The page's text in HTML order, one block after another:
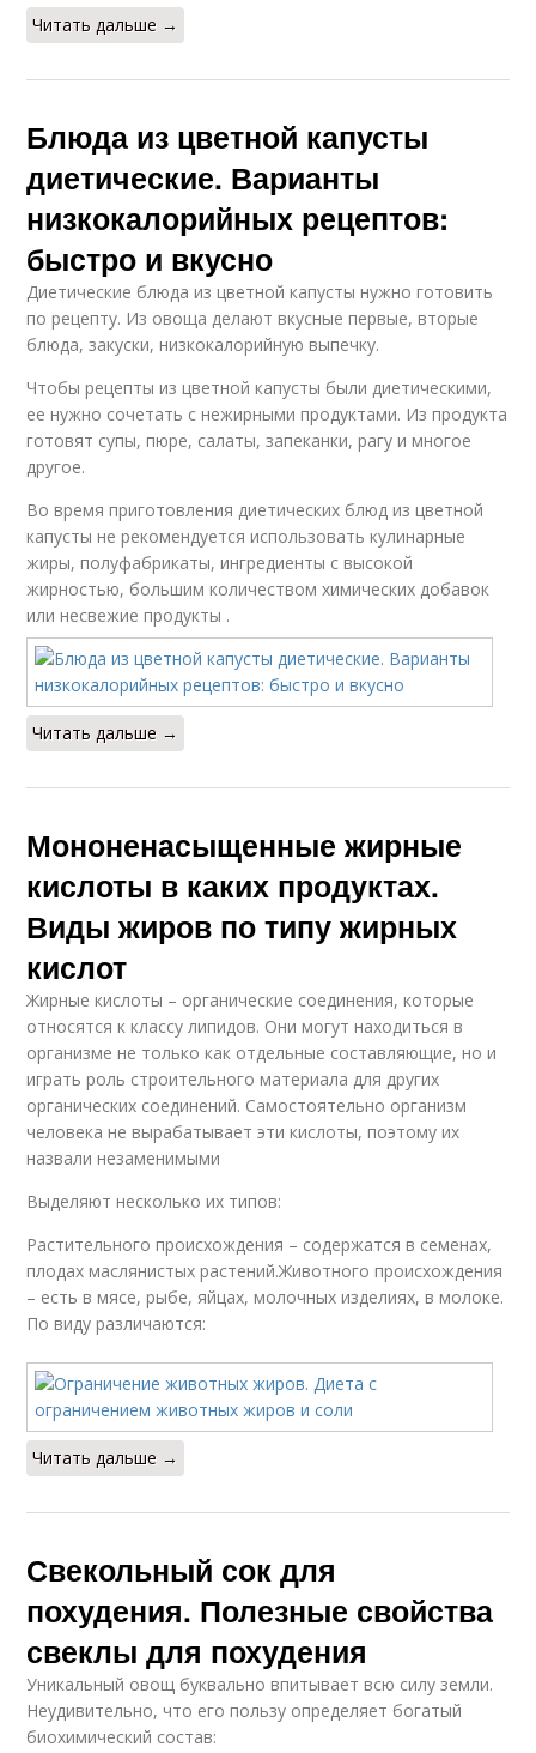
Читать дальше →
Блюда из цветной капусты
диетические. Варианты
низкокалорийных рецептов:
быстро и вкусно
Диетические блюда из цветной капусты нужно готовить
по рецепту. Из овоща делают вкусные первые, вторые
блюда, закуски, низкокалорийную выпечку.
Чтобы рецепты из цветной капусты были диетическими,
ее нужно сочетать с нежирными продуктами. Из продукта
готовят супы, пюре, салаты, запеканки, рагу и многое
другое.
Во время приготовления диетических блюд из цветной
капусты не рекомендуется использовать кулинарные
жиры, полуфабрикаты, ингредиенты с высокой
жирностью, большим количеством химических добавок
или несвежие продукты .
Читать дальше →
Мононенасыщенные жирные
кислоты в каких продуктах.
Виды жиров по типу жирных
кислот
Жирные кислоты – органические соединения, которые
относятся к классу липидов. Они могут находиться в
организме не только как отдельные составляющие, но и
играть роль строительного материала для других
органических соединений. Самостоятельно организм
человека не вырабатывает эти кислоты, поэтому их
назвали незаменимыми
Выделяют несколько их типов:
Растительного происхождения – содержатся в семенах,
плодах маслянистых растений.Животного происхождения
– есть в мясе, рыбе, яйцах, молочных изделиях, в молоке.
По виду различаются:
Читать дальше →
Свекольный сок для
похудения. Полезные свойства
свеклы для похудения
Уникальный овощ буквально впитывает всю силу земли.
Неудивительно, что его пользу определяет богатый
биохимический состав: